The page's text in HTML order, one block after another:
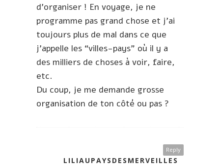
d’organiser ! En voyage, je ne
programme pas grand chose et j’ai
toujours plus de mal dans ce que
j’appelle les “villes-pays” où il y a
des milliers de choses à voir, faire,
etc.
Du coup, je me demande grosse
organisation de ton côté ou pas ?
Reply
LILIAUPAYSDESMERVEILLES